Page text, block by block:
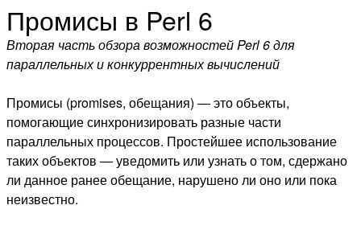
Промисы в Perl 6
Вторая часть обзора возможностей Perl 6 для
параллельных и конкуррентных вычислений
Промисы (promises, обещания) — это объекты,
помогающие синхронизировать разные части
параллельных процессов. Простейшее использование
таких объектов — уведомить или узнать о том, сдержано
ли данное ранее обещание, нарушено ли оно или пока
неизвестно.